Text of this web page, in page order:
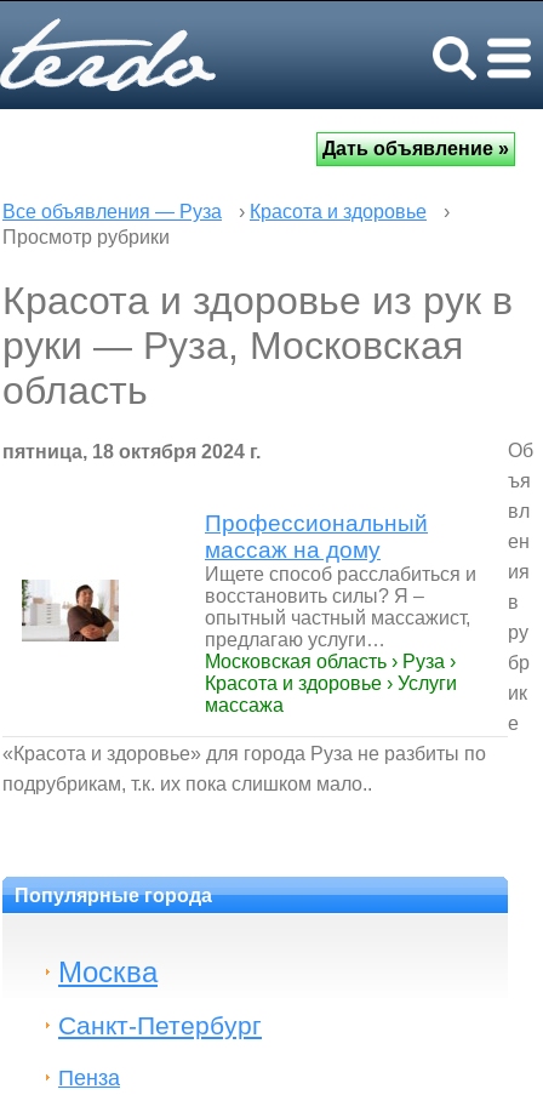
Все объявления — Руза › Красота и здоровье
›
Просмотр рубрики
Красота и здоровье из рук в
руки — Руза, Московская
область
пятница, 18 октября 2024 г.
Профессиональный
массаж на дому
Ищете способ расслабиться и
восстановить силы? Я –
опытный частный массажист,
предлагаю услуги…
Московская область › Руза ›
Красота и здоровье › Услуги
массажа
Об
ъя
вл
ен
ия
в
ру
бр
ик
е
«Красота и здоровье» для города Руза не разбиты по
подрубрикам, т.к. их пока слишком мало..
Популярные города
Москва
Санкт-Петербург
Пенза